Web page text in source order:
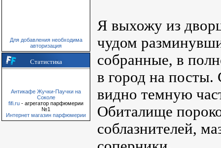
Для добавления необходима
авторизация
Статистика
Антикафе Жучки-Паучки на
Соколе
fifi.ru - агрегатор парфюмерии
№1
Интернет магазин парфюмерии
Я выхожу из
чудом
собранные, в
в город на посты.
видно темную
Обиталище
соблазнителей,